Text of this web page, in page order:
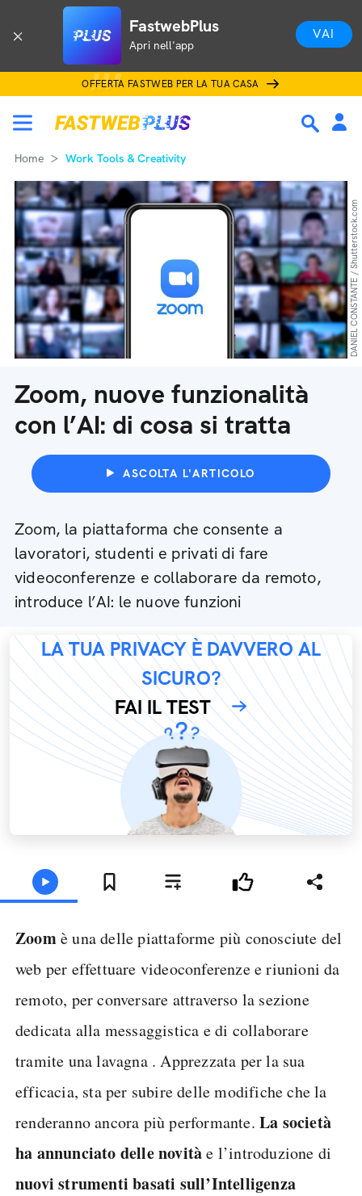
FastwebPlus
Apri nell'app
VAI
OFFERTA FASTWEB PER LA TUA CASA
Home Work Tools & Creativity
Zoom, nuove funzionalità
con l’AI: di cosa si tratta
ASCOLTA L'ARTICOLO
Zoom, la piattaforma che consente a
lavoratori, studenti e privati di fare
videoconferenze e collaborare da remoto,
introduce l’AI: le nuove funzioni
DANIEL CONSTANTE / Shutterstock.com
LA TUA PRIVACY È DAVVERO AL
SICURO?
FAI IL TEST
Zoomè una delle piattaforme più conosciute del
web per effettuare videoconferenze e riunioni da
remoto, per conversare attraverso la sezione
dedicata alla messaggistica e di collaborare
tramite una lavagna . Apprezzata per la sua
efficacia, sta per subire delle modifiche che la
renderanno ancora più performante.La società
ha annunciato delle novitàe l’introduzione di
nuovi strumenti basati sull’Intelligenza